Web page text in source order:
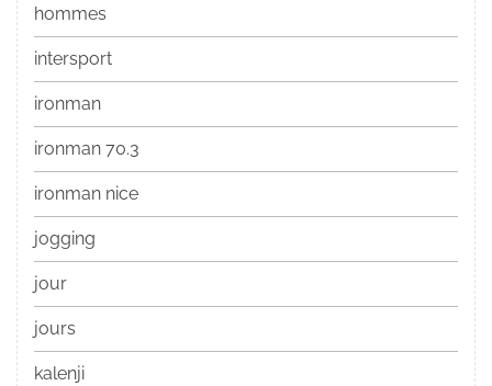
hommes
intersport
ironman
ironman 70.3
ironman nice
jogging
jour
jours
kalenji